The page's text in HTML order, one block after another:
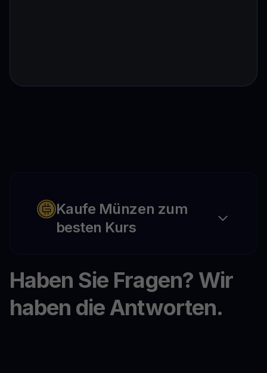
Kaufe Münzen zum
besten Kurs
Haben Sie Fragen? Wir
haben die Antworten.